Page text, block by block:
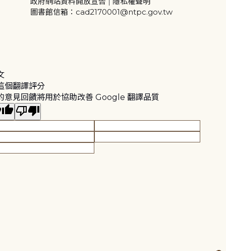
圖書館信箱：cad2170001@ntpc.gov.tw
個翻譯評分
意見回饋將用於協助改善 Google 翻譯品質